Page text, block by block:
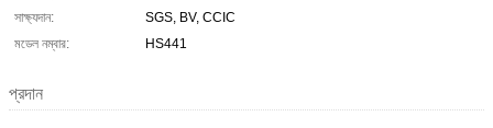
সাক্ষ্যদান:
SGS, BV, CCIC
মডেল নম্বার:
HS441
প্রদান